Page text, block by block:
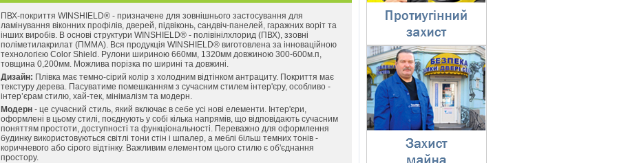
ПВХ-покриття WINSHIELD® - призначене для зовнішнього застосування для
ламінування віконних профілів, дверей, підвіконь, сандвіч-панелей, гаражних воріт та
інших виробів. В основі структури WINSHIELD® - полівінілхлорид (ПВХ), ззовні
поліметилакрилат (ПММА). Вся продукція WINSHIELD® виготовлена за інноваційною
технологією Color Shield. Рулони шириною 660мм, 1320мм довжиною 300-600м.п,
товщина 0,200мм. Можлива порізка по ширині та довжині.
Дизайн: Плівка має темно-сірий колір з холодним відтінком антрациту. Покриття має
текстуру дерева. Пасуватиме помешканням з сучасним стилем інтер'єру, особливо -
інтер’єрам стилю, хай-тек, мінімалізм та модерн.
Модерн - це сучасний стиль, який включає в себе усі нові елементи. Інтер'єри,
оформлені в цьому стилі, поєднують у собі кілька напрямів, що відповідають сучасним
поняттям простоти, доступності та функціональності. Переважно для оформлення
будинку використовуються світлі тони стін і шпалер, а меблі більш темних тонів -
коричневого або сірого відтінку. Важливим елементом цього стилю є об'єднання
простору.
Захист майна
⇓